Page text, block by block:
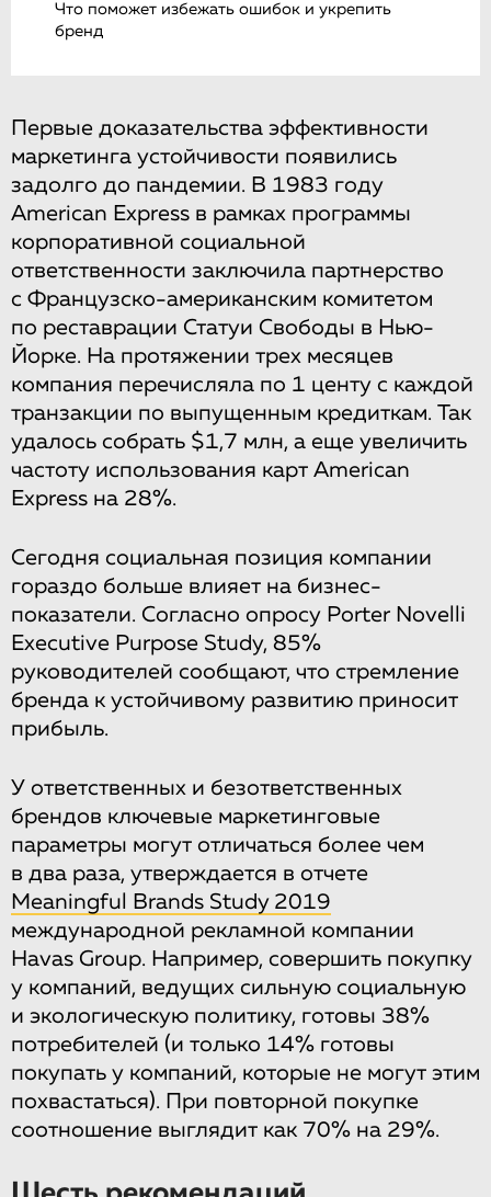
Что поможет избежать ошибок и укрепить
бренд
Первые доказательства эффективности
маркетинга устойчивости появились
задолго до пандемии. В 1983 году
American Express в рамках программы
корпоративной социальной
ответственности заключила партнерство
с Французско-американским комитетом
по реставрации Статуи Свободы в Нью-
Йорке. На протяжении трех месяцев
компания перечисляла по 1 центу с каждой
транзакции по выпущенным кредиткам. Так
удалось собрать $1,7 млн, а еще увеличить
частоту использования карт American
Express на 28%.
Сегодня социальная позиция компании
гораздо больше влияет на бизнес-
показатели. Согласно опросу Porter Novelli
Executive Purpose Study, 85%
руководителей сообщают, что стремление
бренда к устойчивому развитию приносит
прибыль.
У ответственных и безответственных
брендов ключевые маркетинговые
параметры могут отличаться более чем
в два раза, утверждается в отчете
Meaningful Brands Study 2019
международной рекламной компании
Havas Group. Например, совершить покупку
у компаний, ведущих сильную социальную
и экологическую политику, готовы 38%
потребителей (и только 14% готовы
покупать у компаний, которые не могут этим
похвастаться). При повторной покупке
соотношение выглядит как 70% на 29%.